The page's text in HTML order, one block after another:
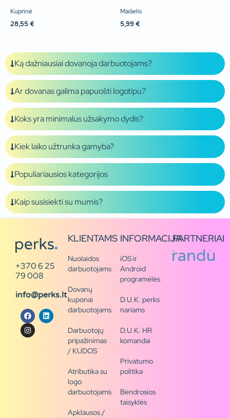
Kuprinė
28,55 €
Maišelis
5,99 €
Ką dažniausiai dovanoja darbuotojams?
Ar dovanas galima papuošti logotipu?
Koks yra minimalus užsakymo dydis?
Kiek laiko užtrunka gamyba?
Populiariausios kategorijos
Kaip susisiekti su mumis?
+370 6 25
79 008
info@perks.lt
KLIENTAMS
Nuolaidos
darbuotojams
Dovanų
kuponai
darbuotojams
Darbuotojų
pripažinimas
/ KUDOS
Atributika su
logo
darbuotojams
Apklausos /
INFORMACIJA
iOS ir
Android
programėlės
D.U.K. perks
nariams
D.U.K. HR
komandai
Privatumo
politika
Bendrosios
taisyklės
PARTNERIAI